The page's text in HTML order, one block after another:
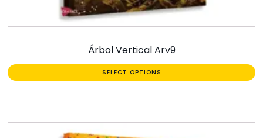
Árbol Vertical Arv9
SELECT OPTIONS